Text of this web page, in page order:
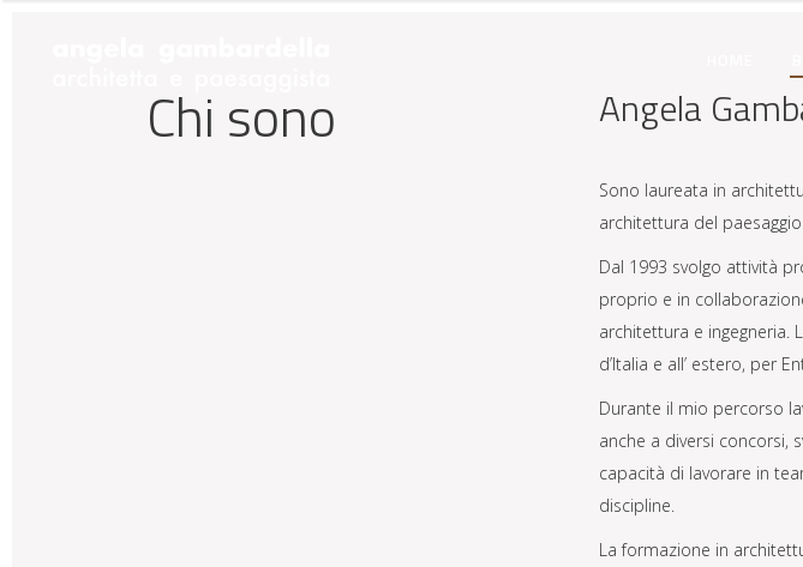
Chi sono Angela
Sono laureata in
architettura del
Dal 1993 svolgo attività
proprio e in
architettura e ingegneria.
d’Italia e all’ estero, per
Durante il mio percorso
anche a diversi concorsi,
capacità di lavorare in
discipline.
La formazione in